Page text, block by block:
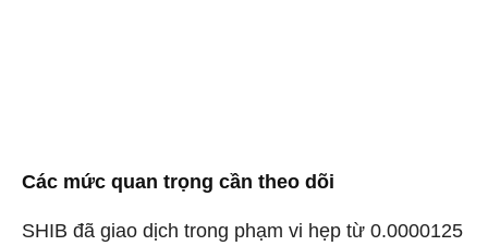
Các mức quan trọng cần theo dõi
SHIB đã giao dịch trong phạm vi hẹp từ 0.0000125